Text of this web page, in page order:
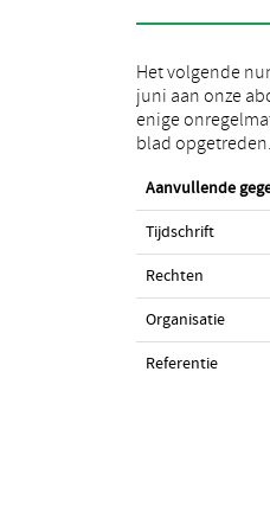
Het volgende
juni aan onze
enige
blad
hebben
auteurs die zij
Aanvullende
Tijdschrift
Rechten
Organisatie
Referentie